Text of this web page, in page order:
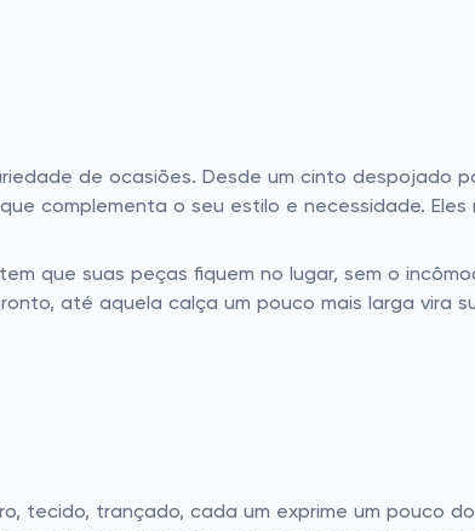
de ocasiões. Desde um cinto despojado
complementa o seu estilo e necessidade.
que suas peças fiquem no lugar, sem o
até aquela calça um pouco mais larga vira
tecido, trançado, cada um exprime um pouco